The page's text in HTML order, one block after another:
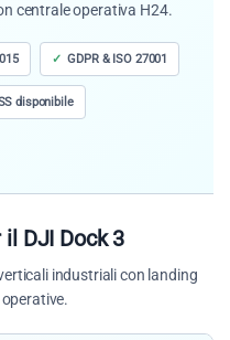
centrale operativa H24.
GDPR & ISO 27001
disponibile
DJI Dock 3
industriali con landing